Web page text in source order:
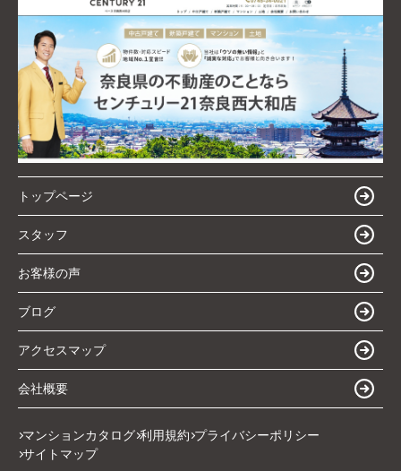
トップページ
スタッフ
お客様の声
ブログ
アクセスマップ
会社概要
マンションカタログ 利用規約 プライバシーポリシー
サイトマップ